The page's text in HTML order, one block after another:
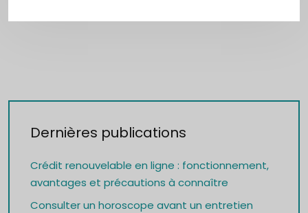
Dernières publications
Crédit renouvelable en ligne : fonctionnement,
avantages et précautions à connaître
Consulter un horoscope avant un entretien